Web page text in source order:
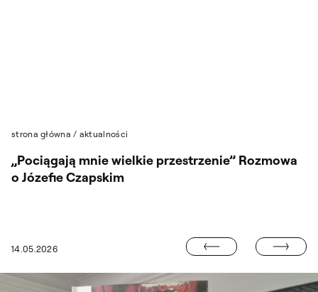
strona główna / aktualności
14.05.2026
„Pociągają mnie wielkie przestrzenie” Rozmowa
o Józefie Czapskim
PROF. MICHAŁ STEFANOWSKI W ZARZĄDZIE BEDA
UPCOMING